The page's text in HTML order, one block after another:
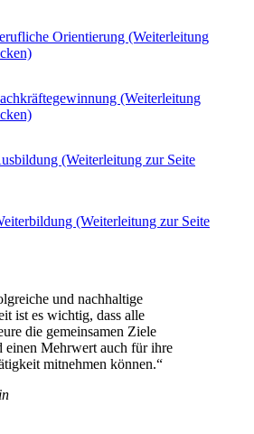
und nachhaltige
ist es wichtig, dass alle
die gemeinsamen Ziele
einen Mehrwert auch für ihre
mitnehmen können.“